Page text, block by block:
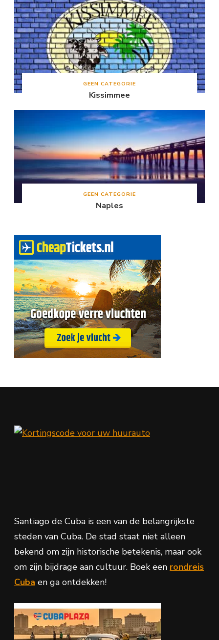
GEEN CATEGORIE
Kissimmee
GEEN CATEGORIE
Naples
Santiago de Cuba is een van de belangrijkste
steden van Cuba. De stad staat niet alleen
bekend om zijn historische betekenis, maar ook
om zijn bijdrage aan cultuur. Boek een rondreis
Cuba en ga ontdekken!